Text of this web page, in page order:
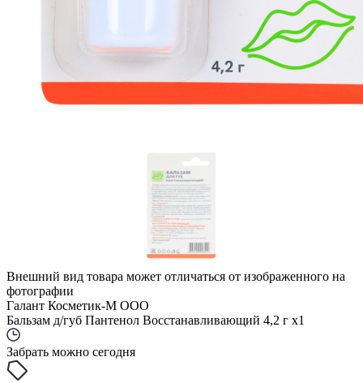
Внешний вид товара может отличаться от изображенного на
фотографии
Галант Косметик-М ООО
Бальзам д/губ Пантенол Восстанавливающий 4,2 г x1
Забрать можно сегодня